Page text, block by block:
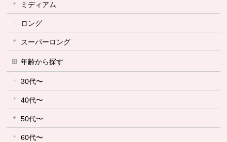
ミディアム
ロング
スーパーロング
年齢から探す
30代〜
40代〜
50代〜
60代〜